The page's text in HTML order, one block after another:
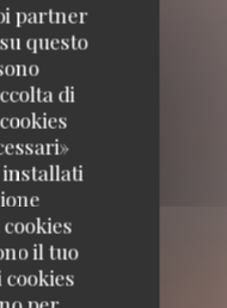
partner
questo
di
installati
il tuo
cookies